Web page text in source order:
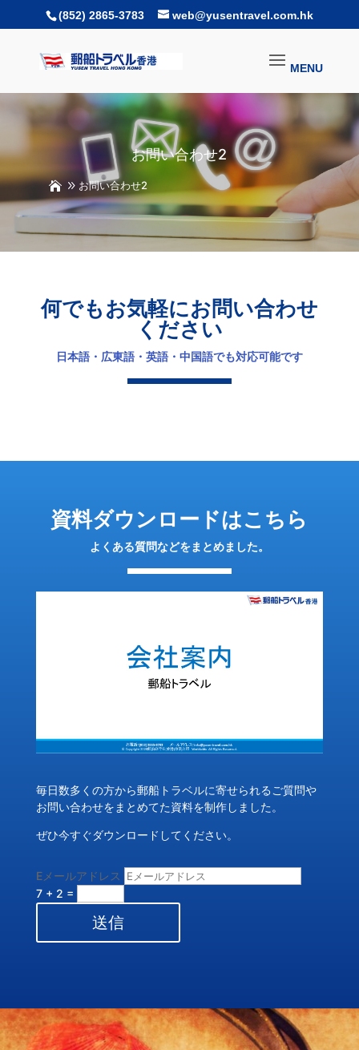
(852) 2865-3783 web@yusentravel.com.hk
お問い合わせ2
お問い合わせ2
何でもお気軽にお問い合わせ
ください
日本語・広東語・英語・中国語でも対応可能です
資料ダウンロードはこちら
よくある質問などをまとめました。
毎日数多くの方から郵船トラベルに寄せられるご質問や
お問い合わせをまとめてた資料を制作しました。
ぜひ今すぐダウンロードしてください。
Eメールアドレス
7 + 2 =
送信